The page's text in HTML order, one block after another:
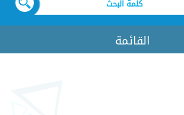
القائمة